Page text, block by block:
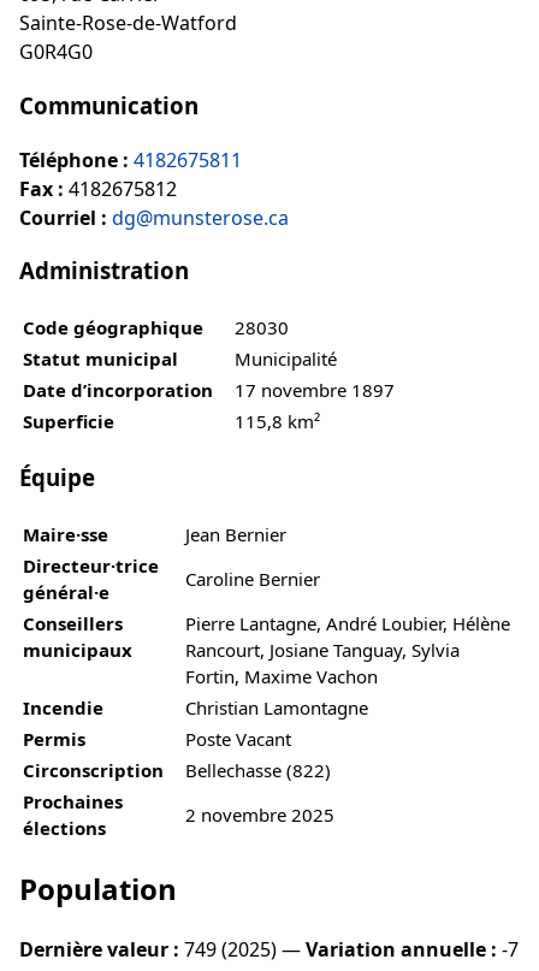
Sainte-Rose-de-Watford
G0R4G0
Communication
Téléphone : 4182675811
Fax : 4182675812
Courriel : dg@munsterose.ca
Administration
Code géographique
28030
Statut municipal
Municipalité
Date d’incorporation
17 novembre 1897
Superficie
115,8 km²
Équipe
Maire·sse
Jean Bernier
Directeur·trice
général·e
Caroline Bernier
Conseillers
municipaux
Pierre Lantagne, André Loubier, Hélène
Rancourt, Josiane Tanguay, Sylvia
Fortin, Maxime Vachon
Incendie
Christian Lamontagne
Permis
Poste Vacant
Circonscription
Bellechasse (822)
Prochaines
élections
2 novembre 2025
Population
Dernière valeur : 749 (2025) —Variation annuelle : -7